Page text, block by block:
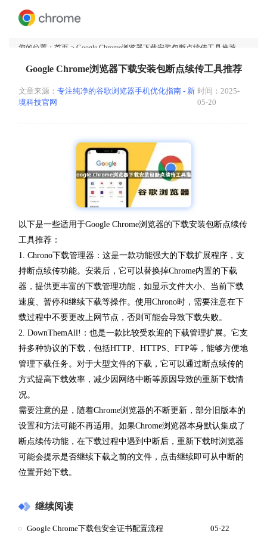
您的位置： 首页 > Google Chrome浏览器下载安装包断点续传工具推荐
Google Chrome浏览器下载安装包断点续传工具推荐
文章来源： 专注纯净的谷歌浏览器手机优化指南 - 新
境科技官网
时间：2025-
05-20
以下是一些适用于Google Chrome浏览器的下载安装包断点续传
工具推荐：
1. Chrono下载管理器：这是一款功能强大的下载扩展程序，支
持断点续传功能。安装后，它可以替换掉Chrome内置的下载
器，提供更丰富的下载管理功能，如显示文件大小、当前下载
速度、暂停和继续下载等操作。使用Chrono时，需要注意在下
载过程中不要更改上网节点，否则可能会导致下载失败。
2. DownThemAll!：也是一款比较受欢迎的下载管理扩展。它支
持多种协议的下载，包括HTTP、HTTPS、FTP等，能够方便地
管理下载任务。对于大型文件的下载，它可以通过断点续传的
方式提高下载效率，减少因网络中断等原因导致的重新下载情
况。
需要注意的是，随着Chrome浏览器的不断更新，部分旧版本的
设置和方法可能不再适用。如果Chrome浏览器本身默认集成了
断点续传功能，在下载过程中遇到中断后，重新下载时浏览器
可能会提示是否继续下载之前的文件，点击继续即可从中断的
位置开始下载。
继续阅读
Google Chrome下载包安全证书配置流程 05-22